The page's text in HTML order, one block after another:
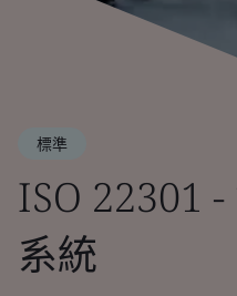
標準
ISO 22301
系統